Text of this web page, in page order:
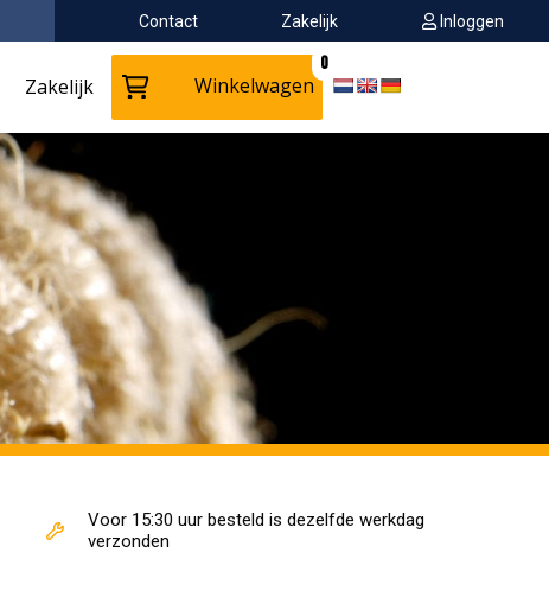
Contact Zakelijk Inloggen
Zakelijk Winkelwagen
0
Voor 15:30 uur besteld is dezelfde werkdag
verzonden